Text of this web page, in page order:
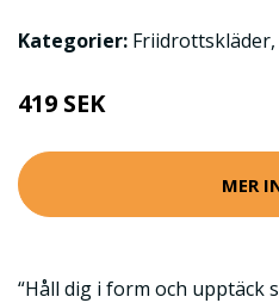
Kategorier: Friidrottskläder,
419 SEK
MER
“Håll dig i form och upptäck